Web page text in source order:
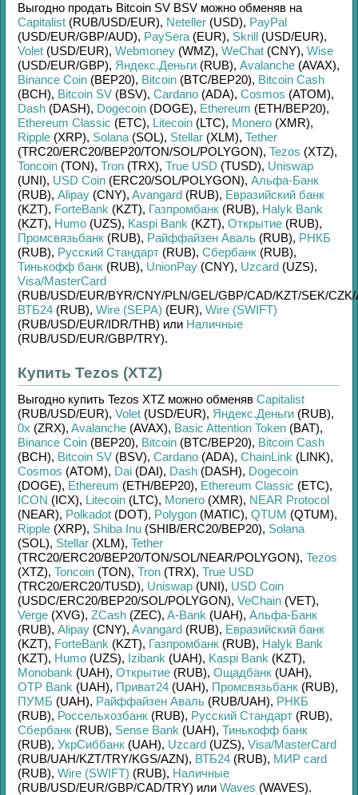
Выгодно продать Bitcoin SV BSV можно обменяв на
Capitalist (RUB/USD/EUR), Neteller (USD), PayPal
(USD/EUR/GBP/AUD), PaySera (EUR), Skrill (USD/EUR),
Volet (USD/EUR), Webmoney (WMZ), WeChat (CNY), Wise
(USD/EUR/GBP), Яндекс.Деньги (RUB), Avalanche (AVAX),
Binance Coin (BEP20), Bitcoin (BTC/BEP20), Bitcoin Cash
(BCH), Bitcoin SV (BSV), Cardano (ADA), Cosmos (ATOM),
Dash (DASH), Dogecoin (DOGE), Ethereum (ETH/BEP20),
Ethereum Classic (ETC), Litecoin (LTC), Monero (XMR),
Ripple (XRP), Solana (SOL), Stellar (XLM), Tether
(TRC20/ERC20/BEP20/TON/SOL/POLYGON), Tezos (XTZ),
Toncoin (TON), Tron (TRX), True USD (TUSD), Uniswap
(UNI), USD Coin (ERC20/SOL/POLYGON), Альфа-Банк
(RUB), Alipay (CNY), Avangard (RUB), Евразийский банк
(KZT), ForteBank (KZT), Газпромбанк (RUB), Halyk Bank
(KZT), Humo (UZS), Kaspi Bank (KZT), Открытие (RUB),
Промсвязьбанк (RUB), Райффайзен Аваль (RUB), РНКБ
(RUB), Русский Стандарт (RUB), Сбербанк (RUB),
Тинькофф банк (RUB), UnionPay (CNY), Uzcard (UZS),
Visa/MasterCard
(RUB/USD/EUR/BYR/CNY/PLN/GEL/GBP/CAD/KZT/SEK/CZK/
ВТБ24 (RUB), Wire (SEPA) (EUR), Wire (SWIFT)
(RUB/USD/EUR/IDR/THB) или Наличные
(RUB/USD/EUR/GBP/TRY).
Купить Tezos (XTZ)
Выгодно купить Tezos XTZ можно обменяв Capitalist
(RUB/USD/EUR), Volet (USD/EUR), Яндекс.Деньги (RUB),
0x (ZRX), Avalanche (AVAX), Basic Attention Token (BAT),
Binance Coin (BEP20), Bitcoin (BTC/BEP20), Bitcoin Cash
(BCH), Bitcoin SV (BSV), Cardano (ADA), ChainLink (LINK),
Cosmos (ATOM), Dai (DAI), Dash (DASH), Dogecoin
(DOGE), Ethereum (ETH/BEP20), Ethereum Classic (ETC),
ICON (ICX), Litecoin (LTC), Monero (XMR), NEAR Protocol
(NEAR), Polkadot (DOT), Polygon (MATIC), QTUM (QTUM),
Ripple (XRP), Shiba Inu (SHIB/ERC20/BEP20), Solana
(SOL), Stellar (XLM), Tether
(TRC20/ERC20/BEP20/TON/SOL/NEAR/POLYGON), Tezos
(XTZ), Toncoin (TON), Tron (TRX), True USD
(TRC20/ERC20/TUSD), Uniswap (UNI), USD Coin
(USDC/ERC20/BEP20/SOL/POLYGON), VeChain (VET),
Verge (XVG), ZCash (ZEC), A-Bank (UAH), Альфа-Банк
(RUB), Alipay (CNY), Avangard (RUB), Евразийский банк
(KZT), ForteBank (KZT), Газпромбанк (RUB), Halyk Bank
(KZT), Humo (UZS), Izibank (UAH), Kaspi Bank (KZT),
Monobank (UAH), Открытие (RUB), Ощадбанк (UAH),
OTP Bank (UAH), Приват24 (UAH), Промсвязьбанк (RUB),
ПУМБ (UAH), Райффайзен Аваль (RUB/UAH), РНКБ
(RUB), Россельхозбанк (RUB), Русский Стандарт (RUB),
Сбербанк (RUB), Sense Bank (UAH), Тинькофф банк
(RUB), УкрСиббанк (UAH), Uzcard (UZS), Visa/MasterCard
(RUB/UAH/KZT/TRY/KGS/AZN), ВТБ24 (RUB), МИР card
(RUB), Wire (SWIFT) (RUB), Наличные
(RUB/USD/EUR/GBP/CAD/TRY) или Waves (WAVES).